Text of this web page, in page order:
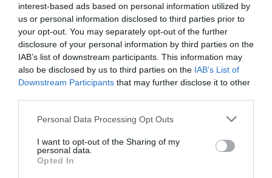
interest-based ads based on personal information utilized by
us or personal information disclosed to third parties prior to
your opt-out. You may separately opt-out of the further
disclosure of your personal information by third parties on the
IAB’s list of downstream participants. This information may
also be disclosed by us to third parties on the IAB’s List of
Downstream Participants that may further disclose it to other
Personal Data Processing Opt Outs
I want to opt-out of the Sharing of my
personal data.
Opted In
Hotel Lugano - Milano - via Astolfo, 6 (Milano)
"L'Hotel Lugano è situato a Milano in una posizione ottima per gli
spostamenti all'interno e all'esterno della città, a s..."
Hotel Lugano Torretta - Venezia - Via Rizzardi, 11 (Venezia)
"L'Hotel Lugano Torretta è un moderno 4 stelle di Marghera, situato in
ottimo collegamento con il centro di Venezia e con..."
- Fiera Di Primiero - Viale Piave, 20 (Trento)
"L'Hotel Luis è situato a Fiera di Primerio, piccolo e grazioso paesino
"L'Hotel Lukas è un'accogliente struttura ristrutturata nel Gennaio
2014, situata nella piazza principale di Viareggio, a..."